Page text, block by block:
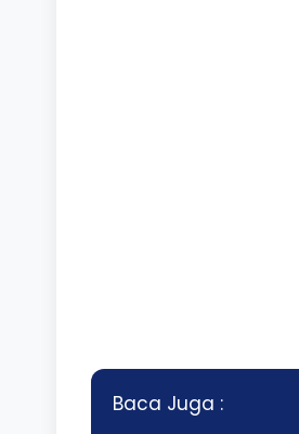
Baca Juga :